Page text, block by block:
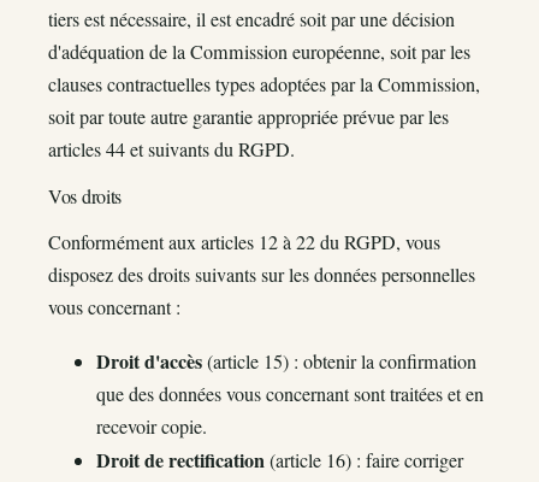
tiers est nécessaire, il est encadré soit par une décision
d'adéquation de la Commission européenne, soit par les
clauses contractuelles types adoptées par la Commission,
soit par toute autre garantie appropriée prévue par les
articles 44 et suivants du RGPD.
Vos droits
Conformément aux articles 12 à 22 du RGPD, vous
disposez des droits suivants sur les données personnelles
vous concernant :
Droit d'accès(article 15) : obtenir la confirmation
que des données vous concernant sont traitées et en
recevoir copie.
Droit de rectification (article 16) : faire corriger